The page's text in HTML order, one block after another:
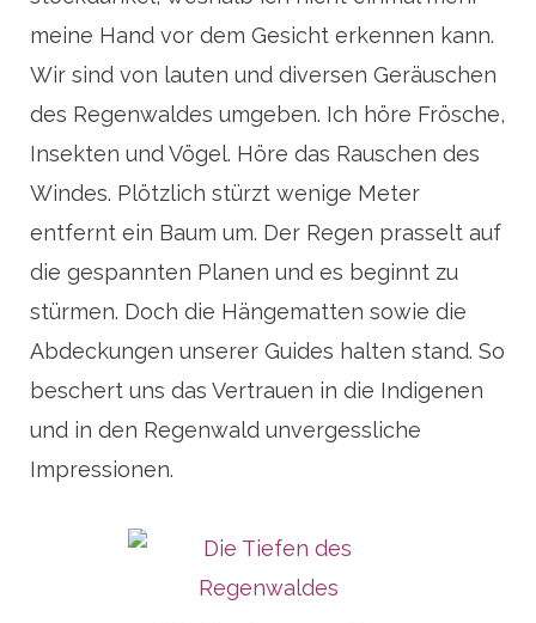
meine Hand vor dem Gesicht erkennen kann.
Wir sind von lauten und diversen Geräuschen
des Regenwaldes umgeben. Ich höre Frösche,
Insekten und Vögel. Höre das Rauschen des
Windes. Plötzlich stürzt wenige Meter
entfernt ein Baum um. Der Regen prasselt auf
die gespannten Planen und es beginnt zu
stürmen. Doch die Hängematten sowie die
Abdeckungen unserer Guides halten stand. So
beschert uns das Vertrauen in die Indigenen
und in den Regenwald unvergessliche
Impressionen.